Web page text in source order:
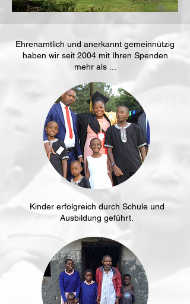
Ehrenamtlich und anerkannt gemeinnützig
haben wir seit 2004 mit Ihren Spenden
mehr als ...
Kinder erfolgreich durch Schule und
Ausbildung geführt.